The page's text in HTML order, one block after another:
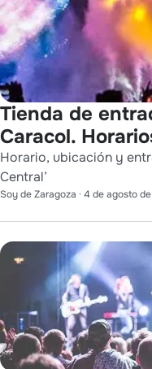
Tienda de
Caracol.
Horario, ubicación y
Central’
Soy de Zaragoza · 4 de agosto